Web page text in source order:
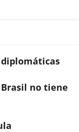
no tiene